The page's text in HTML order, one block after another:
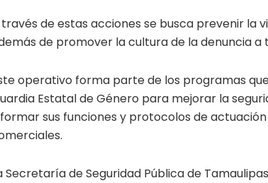
de estas acciones se busca prevenir la
de promover la cultura de la denuncia a
operativo forma parte de los programas
Estatal de Género para mejorar la
sus funciones y protocolos de
Secretaría de Seguridad Pública de